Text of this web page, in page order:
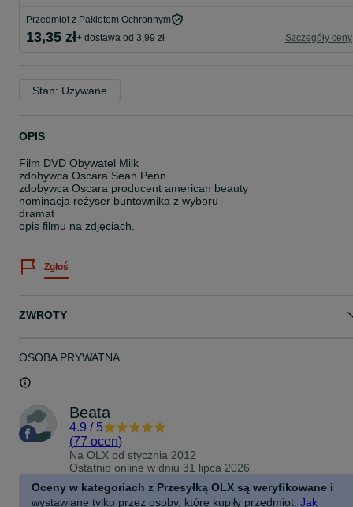
Przedmiot z Pakietem Ochronnym
13,35 zł+ dostawa od 3,99 zł Szczegóły ceny
Stan: Używane
OPIS
Film DVD Obywatel Milk
zdobywca Oscara Sean Penn
zdobywca Oscara producent american beauty
nominacja reżyser buntownika z wyboru
dramat
opis filmu na zdjęciach.
Zgłoś
ZWROTY
OSOBA PRYWATNA
Beata
4.9 / 5
(77 ocen)
Na OLX od stycznia 2012
Ostatnio online w dniu 31 lipca 2026
Oceny w kategoriach z Przesyłką OLX są weryfikowane i
wystawiane tylko przez osoby, które kupiły przedmiot. Jak